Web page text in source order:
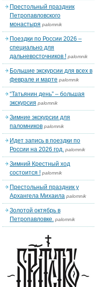
Престольный праздник
Петропавловского
монастыря palomnik
Поездки по России 2026 –
специально для
дальневосточников ! palomnik
Большие экскурсии для всех в
феврале и марте palomnik
“Татьянин день” – большая
экскурсия palomnik
Зимние экскурсии для
паломников palomnik
Идет запись в поездки по
России на 2026 год. palomnik
Зимний Крестный ход
состоится ! palomnik
Престольный праздник у
Архангела Михаила palomnik
Золотой октябрь в
Петропавловке. palomnik